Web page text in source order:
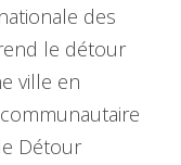
des
le détour
ville en
Détour